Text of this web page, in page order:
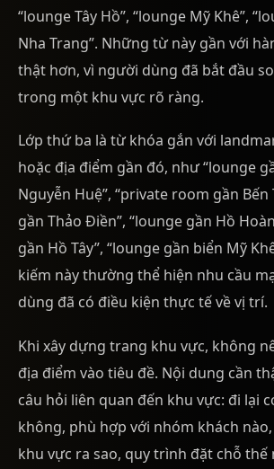
“lounge Tây Hồ”, “lounge Mỹ Khê”,
Nha Trang”. Những từ này gần với
thật hơn, vì người dùng đã bắt đầu
trong một khu vực rõ ràng.
Lớp thứ ba là từ khóa gắn với
hoặc địa điểm gần đó, như “lounge
Nguyễn Huệ”, “private room gần Bến
gần Thảo Điền”, “lounge gần Hồ
gần Hồ Tây”, “lounge gần biển Mỹ
kiếm này thường thể hiện nhu cầu
dùng đã có điều kiện thực tế về vị trí.
Khi xây dựng trang khu vực, không
địa điểm vào tiêu đề. Nội dung cần
câu hỏi liên quan đến khu vực: đi lại
không, phù hợp với nhóm khách
khu vực ra sao, quy trình đặt chỗ thế